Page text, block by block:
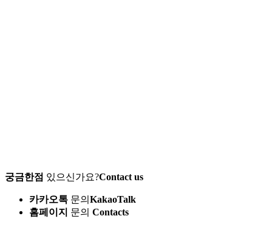
궁금한점 있으신가요?Contact us
카카오톡 문의 KakaoTalk
홈페이지 문의 Contacts